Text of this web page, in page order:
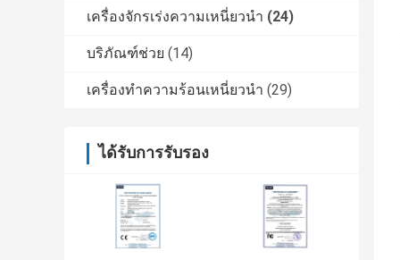
เครื่องจักรเร่งความเหนี่ยวนำ (24)
บริภัณฑ์ช่วย (14)
เครื่องทำความร้อนเหนี่ยวนำ (29)
ได้รับการรับรอง